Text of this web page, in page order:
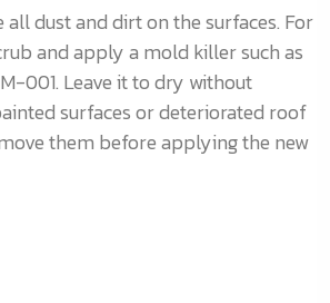
all dust and dirt on the surfaces. For
and apply a mold killer such as
001. Leave it to dry without
surfaces or deteriorated roof
them before applying the new